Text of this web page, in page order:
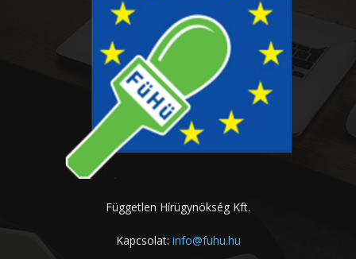
Független Hírügynökség Kft.
Kapcsolat: info@fuhu.hu